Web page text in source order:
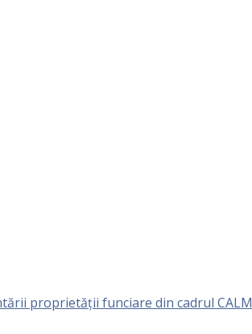
proprietăţii funciare din cadrul CALM